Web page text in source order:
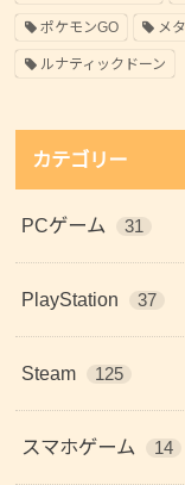
ポケモンGO メ
ルナティックドーン
カテゴリー
PCゲーム 31
PlayStation 37
Steam 125
スマホゲーム 14